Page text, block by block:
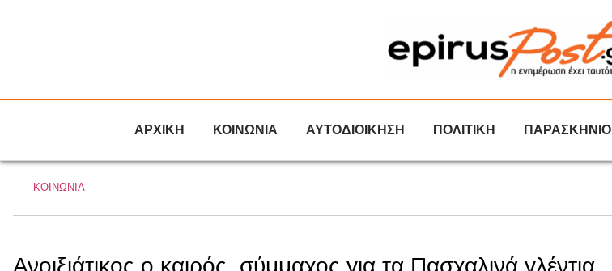
ΑΡΧΙΚΗ ΚΟΙΝΩΝΙΑ ΑΥΤΟΔΙΟΙΚΗΣΗ ΠΟΛΙΤΙΚΗ ΠΑΡΑΣΚΗΝΙΟ
ΚΟΙΝΩΝΙΑ
Ανοιξιάτικος ο καιρός, σύμμαχος για τα Πασχαλινά γλέντια